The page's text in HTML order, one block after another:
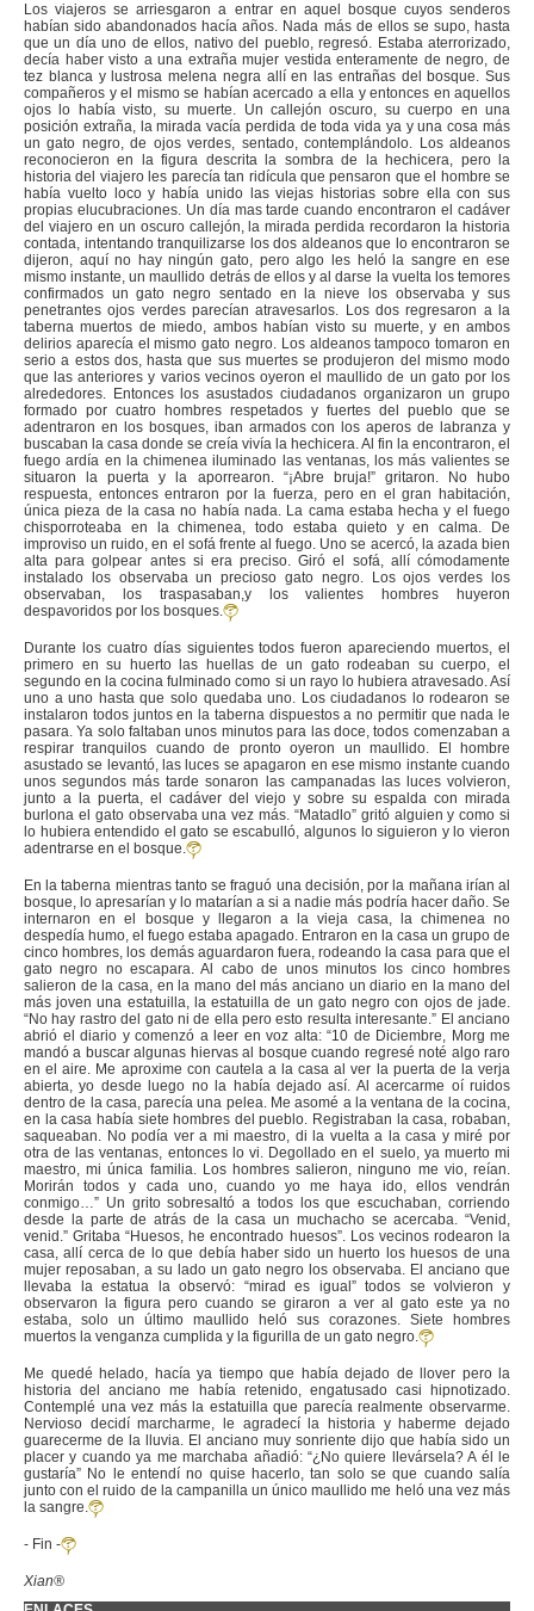
Los viajeros se arriesgaron a entrar en aquel bosque cuyos senderos
habían sido abandonados hacía años. Nada más de ellos se supo, hasta
que un día uno de ellos, nativo del pueblo, regresó. Estaba aterrorizado,
decía haber visto a una extraña mujer vestida enteramente de negro, de
tez blanca y lustrosa melena negra allí en las entrañas del bosque. Sus
compañeros y el mismo se habían acercado a ella y entonces en aquellos
ojos lo había visto, su muerte. Un callejón oscuro, su cuerpo en una
posición extraña, la mirada vacía perdida de toda vida ya y una cosa más
un gato negro, de ojos verdes, sentado, contemplándolo. Los aldeanos
reconocieron en la figura descrita la sombra de la hechicera, pero la
historia del viajero les parecía tan ridícula que pensaron que el hombre se
había vuelto loco y había unido las viejas historias sobre ella con sus
propias elucubraciones. Un día mas tarde cuando encontraron el cadáver
del viajero en un oscuro callejón, la mirada perdida recordaron la historia
contada, intentando tranquilizarse los dos aldeanos que lo encontraron se
dijeron, aquí no hay ningún gato, pero algo les heló la sangre en ese
mismo instante, un maullido detrás de ellos y al darse la vuelta los temores
confirmados un gato negro sentado en la nieve los observaba y sus
penetrantes ojos verdes parecían atravesarlos. Los dos regresaron a la
taberna muertos de miedo, ambos habían visto su muerte, y en ambos
delirios aparecía el mismo gato negro. Los aldeanos tampoco tomaron en
serio a estos dos, hasta que sus muertes se produjeron del mismo modo
que las anteriores y varios vecinos oyeron el maullido de un gato por los
alrededores. Entonces los asustados ciudadanos organizaron un grupo
formado por cuatro hombres respetados y fuertes del pueblo que se
adentraron en los bosques, iban armados con los aperos de labranza y
buscaban la casa donde se creía vivía la hechicera. Al fin la encontraron, el
fuego ardía en la chimenea iluminado las ventanas, los más valientes se
situaron la puerta y la aporrearon. “¡Abre bruja!” gritaron. No hubo
respuesta, entonces entraron por la fuerza, pero en el gran habitación,
única pieza de la casa no había nada. La cama estaba hecha y el fuego
chisporroteaba en la chimenea, todo estaba quieto y en calma. De
improviso un ruido, en el sofá frente al fuego. Uno se acercó, la azada bien
alta para golpear antes si era preciso. Giró el sofá, allí cómodamente
instalado los observaba un precioso gato negro. Los ojos verdes los
observaban, los traspasaban,y los valientes hombres huyeron
despavoridos por los bosques.
Durante los cuatro días siguientes todos fueron apareciendo muertos, el
primero en su huerto las huellas de un gato rodeaban su cuerpo, el
segundo en la cocina fulminado como si un rayo lo hubiera atravesado. Así
uno a uno hasta que solo quedaba uno. Los ciudadanos lo rodearon se
instalaron todos juntos en la taberna dispuestos a no permitir que nada le
pasara. Ya solo faltaban unos minutos para las doce, todos comenzaban a
respirar tranquilos cuando de pronto oyeron un maullido. El hombre
asustado se levantó, las luces se apagaron en ese mismo instante cuando
unos segundos más tarde sonaron las campanadas las luces volvieron,
junto a la puerta, el cadáver del viejo y sobre su espalda con mirada
burlona el gato observaba una vez más. “Matadlo” gritó alguien y como si
lo hubiera entendido el gato se escabulló, algunos lo siguieron y lo vieron
adentrarse en el bosque.
En la taberna mientras tanto se fraguó una decisión, por la mañana irían al
bosque, lo apresarían y lo matarían a si a nadie más podría hacer daño. Se
internaron en el bosque y llegaron a la vieja casa, la chimenea no
despedía humo, el fuego estaba apagado. Entraron en la casa un grupo de
cinco hombres, los demás aguardaron fuera, rodeando la casa para que el
gato negro no escapara. Al cabo de unos minutos los cinco hombres
salieron de la casa, en la mano del más anciano un diario en la mano del
más joven una estatuilla, la estatuilla de un gato negro con ojos de jade.
“No hay rastro del gato ni de ella pero esto resulta interesante.” El anciano
abrió el diario y comenzó a leer en voz alta: “10 de Diciembre, Morg me
mandó a buscar algunas hiervas al bosque cuando regresé noté algo raro
en el aire. Me aproxime con cautela a la casa al ver la puerta de la verja
abierta, yo desde luego no la había dejado así. Al acercarme oí ruidos
dentro de la casa, parecía una pelea. Me asomé a la ventana de la cocina,
en la casa había siete hombres del pueblo. Registraban la casa, robaban,
saqueaban. No podía ver a mi maestro, di la vuelta a la casa y miré por
otra de las ventanas, entonces lo vi. Degollado en el suelo, ya muerto mi
maestro, mi única familia. Los hombres salieron, ninguno me vio, reían.
Morirán todos y cada uno, cuando yo me haya ido, ellos vendrán
conmigo…” Un grito sobresaltó a todos los que escuchaban, corriendo
desde la parte de atrás de la casa un muchacho se acercaba. “Venid,
venid.” Gritaba “Huesos, he encontrado huesos”. Los vecinos rodearon la
casa, allí cerca de lo que debía haber sido un huerto los huesos de una
mujer reposaban, a su lado un gato negro los observaba. El anciano que
llevaba la estatua la observó: “mirad es igual” todos se volvieron y
observaron la figura pero cuando se giraron a ver al gato este ya no
estaba, solo un último maullido heló sus corazones. Siete hombres
muertos la venganza cumplida y la figurilla de un gato negro.
Me quedé helado, hacía ya tiempo que había dejado de llover pero la
historia del anciano me había retenido, engatusado casi hipnotizado.
Contemplé una vez más la estatuilla que parecía realmente observarme.
Nervioso decidí marcharme, le agradecí la historia y haberme dejado
guarecerme de la lluvia. El anciano muy sonriente dijo que había sido un
placer y cuando ya me marchaba añadió: “¿No quiere llevársela? A él le
gustaría” No le entendí no quise hacerlo, tan solo se que cuando salía
junto con el ruido de la campanilla un único maullido me heló una vez más
la sangre.
- Fin -
Xian®